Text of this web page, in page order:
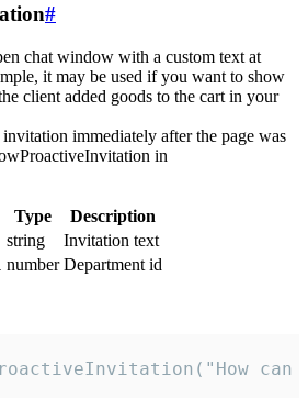
#
chat window with a custom text at
it may be used if you want to show
client added goods to the cart in your
immediately after the page was
in
Type
Description
string
Invitation text
number Department id